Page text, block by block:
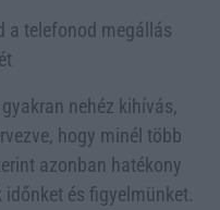
a telefonod megállás
nehéz kihívás,
hogy minél több
azonban hatékony
és figyelmünket.